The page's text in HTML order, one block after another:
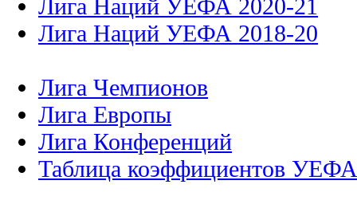
Лига Наций УЕФА 2020-21
Лига Наций УЕФА 2018-20
Лига Чемпионов
Лига Европы
Лига Конференций
Таблица коэффициентов УЕФА